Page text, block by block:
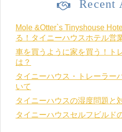
Recent
Mole &Otter`s Tinyshouse
る！タイニーハウスホテル営
車を買うように家を買う！ト
は？
タイニーハウス・トレーラー
いて
タイニーハウスの湿度問題と
タイニーハウスセルフビルド